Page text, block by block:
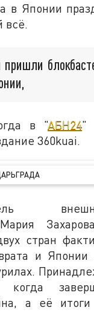
в Японии
всё.
в "АБН24"
360kuai.
стран
и
когда
а её